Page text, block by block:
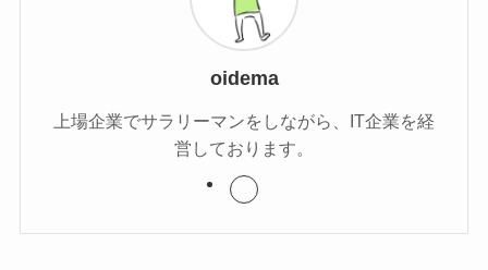
oidema
上場企業でサラリーマンをしながら、IT企業を経
営しております。